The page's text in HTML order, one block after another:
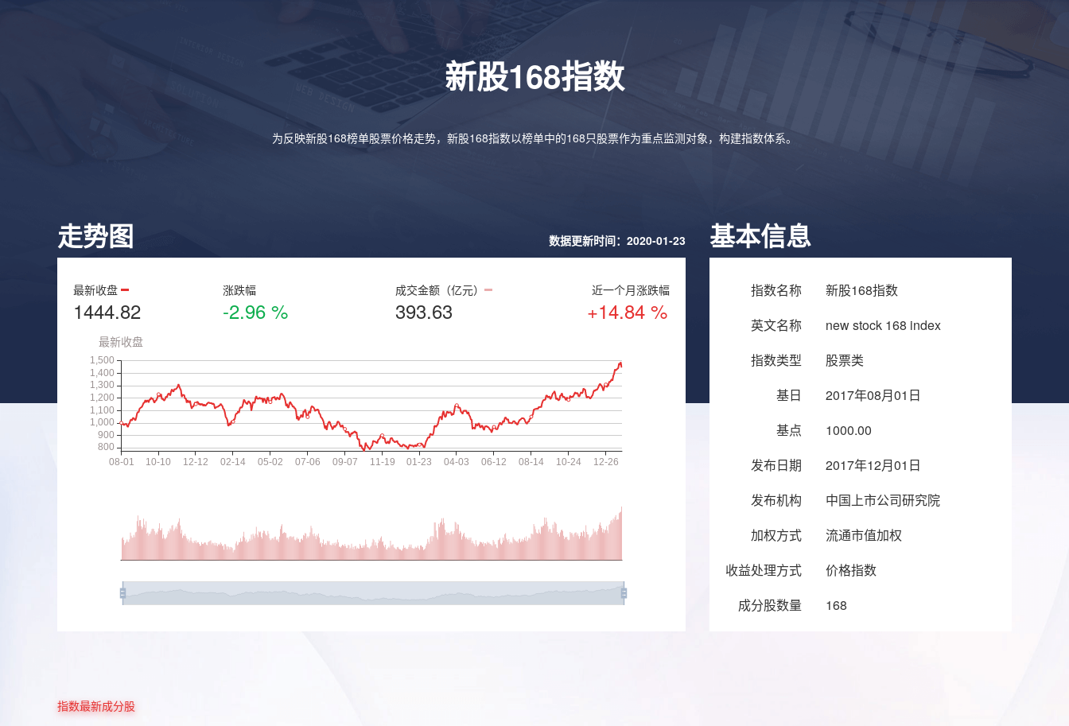
新股168指数
为反映新股168榜单股票价格走势，新股168指数以榜单中的168只股票作为重点监测对象，构建指数体系。
走势图 数据更新时间：2020-01-23
最新收盘
1444.82
涨跌幅
-2.96 %
成交金额（亿元）
393.63
近一个月涨跌幅
+14.84 %
基本信息
指数名称
新股168指数
英文名称
new stock 168 index
指数类型
股票类
基日
2017年08月01日
基点
1000.00
发布日期
2017年12月01日
发布机构
中国上市公司研究院
加权方式
流通市值加权
收益处理方式
价格指数
成分股数量
168
指数最新成分股